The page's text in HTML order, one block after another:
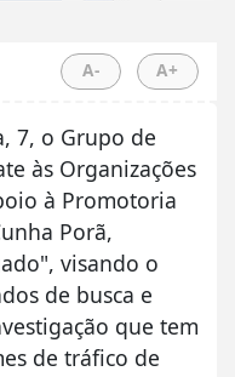
A- A+
7, o Grupo de
às Organizações
à Promotoria
Porã,
visando o
de busca e
que tem
de tráfico de